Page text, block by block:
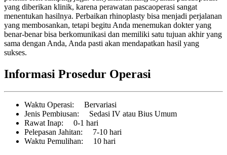
yang diberikan klinik, karena perawatan pascaoperasi sangat
menentukan hasilnya. Perbaikan rhinoplasty bisa menjadi perjalanan
yang membosankan, tetapi begitu Anda menemukan dokter yang
benar-benar bisa berkomunikasi dan memiliki satu tujuan akhir yang
sama dengan Anda, Anda pasti akan mendapatkan hasil yang
sukses.
Informasi Prosedur Operasi
Waktu Operasi: Bervariasi
Jenis Pembiusan: Sedasi IV atau Bius Umum
Rawat Inap: 0-1 hari
Pelepasan Jahitan: 7-10 hari
Waktu Pemulihan: 10 hari